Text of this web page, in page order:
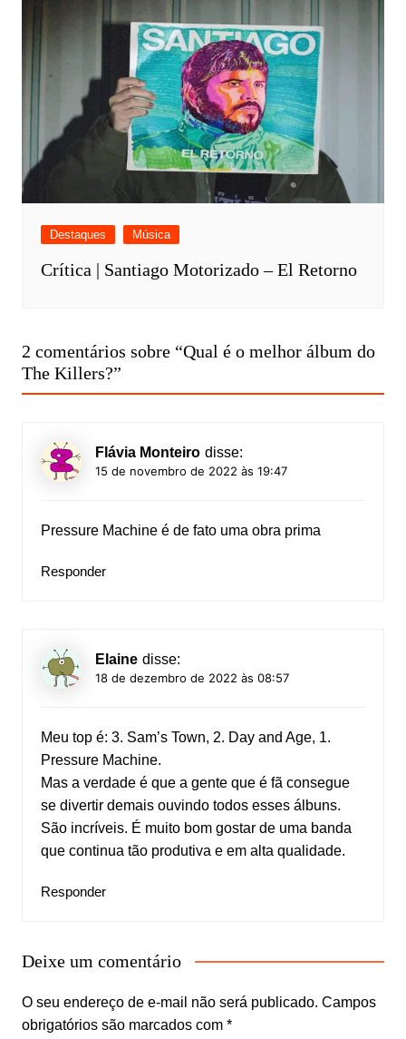
Destaques Música
Crítica | Santiago Motorizado – El Retorno
2 comentários sobre “Qual é o melhor álbum do
The Killers?”
Flávia Monteiro disse:
15 de novembro de 2022 às 19:47
Pressure Machine é de fato uma obra prima
Responder
Elaine disse:
18 de dezembro de 2022 às 08:57
Meu top é: 3. Sam’s Town, 2. Day and Age, 1.
Pressure Machine.
Mas a verdade é que a gente que é fã consegue
se divertir demais ouvindo todos esses álbuns.
São incríveis. É muito bom gostar de uma banda
que continua tão produtiva e em alta qualidade.
Responder
Deixe um comentário
O seu endereço de e-mail não será publicado. Campos
obrigatórios são marcados com *